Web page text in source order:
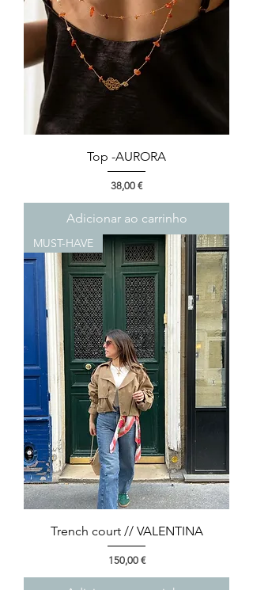
Top -AURORA
Preço
38,00 €
Adicionar ao carrinho
MUST-HAVE
Trench court // VALENTINA
Preço
150,00 €